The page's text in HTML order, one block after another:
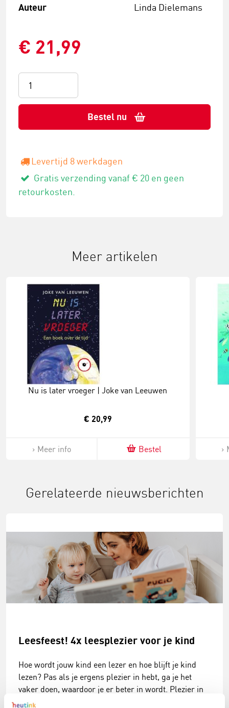
Auteur Linda Dielemans
€ 21,99
Bestel nu
Levertijd 8 werkdagen
Gratis verzending vanaf € 20 en geen
retourkosten.
Meer artikelen
Nu is later vroeger | Joke van Leeuwen
€ 20,99
Meer info Bestel
Gerelateerde nieuwsberichten
Leesfeest! 4x leesplezier voor je kind
Hoe wordt jouw kind een lezer en hoe blijft je kind
lezen? Pas als je ergens plezier in hebt, ga je het
vaker doen, waardoor je er beter in wordt. Plezier in
lezen komt bij sommige kinderen vanzelf. Andere